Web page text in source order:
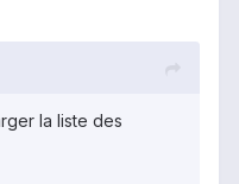
la liste des